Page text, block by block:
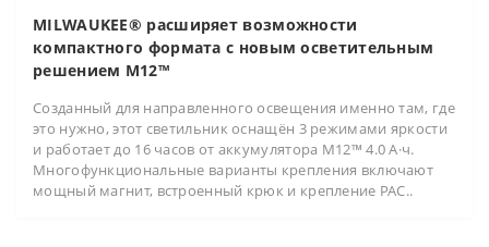
MILWAUKEE® расширяет возможности
компактного формата с новым осветительным
решением M12™
Созданный для направленного освещения именно там, где
это нужно, этот светильник оснащён 3 режимами яркости
и работает до 16 часов от аккумулятора M12™ 4.0 А·ч.
Многофункциональные варианты крепления включают
мощный магнит, встроенный крюк и крепление PAC..